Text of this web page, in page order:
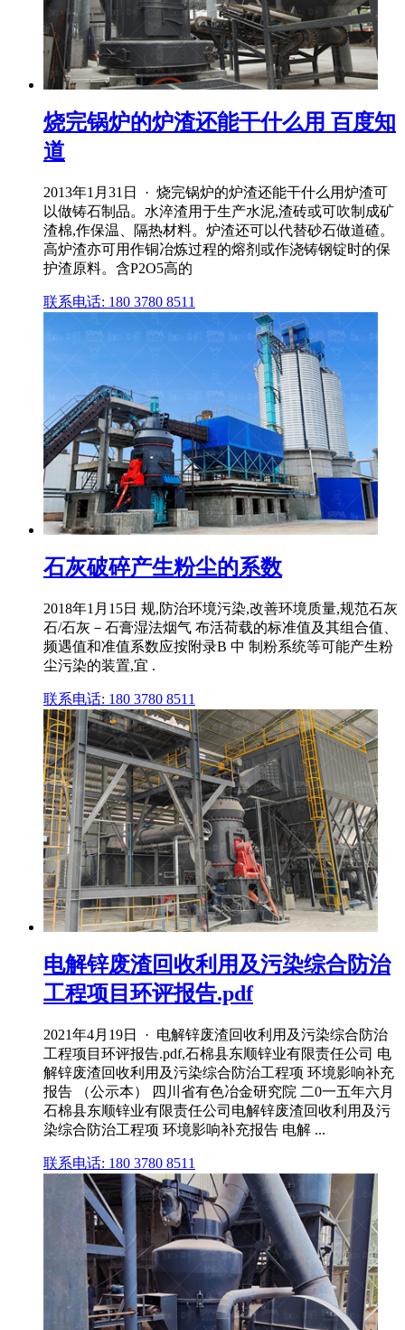
烧完锅炉的炉渣还能干什么用 百度知
道
2013年1月31日 · 烧完锅炉的炉渣还能干什么用炉渣可
以做铸石制品。水淬渣用于生产水泥,渣砖或可吹制成矿
渣棉,作保温、隔热材料。炉渣还可以代替砂石做道碴。
高炉渣亦可用作铜冶炼过程的熔剂或作浇铸钢锭时的保
护渣原料。含P2O5高的
联系电话: 180 3780 8511
石灰破碎产生粉尘的系数
2018年1月15日 规,防治环境污染,改善环境质量,规范石灰
石/石灰－石膏湿法烟气 布活荷载的标准值及其组合值、
频遇值和准值系数应按附录B 中 制粉系统等可能产生粉
尘污染的装置,宜 .
联系电话: 180 3780 8511
电解锌废渣回收利用及污染综合防治
工程项目环评报告.pdf
2021年4月19日 · 电解锌废渣回收利用及污染综合防治
工程项目环评报告.pdf,石棉县东顺锌业有限责任公司 电
解锌废渣回收利用及污染综合防治工程项 环境影响补充
报告 （公示本） 四川省有色冶金研究院 二0一五年六月
石棉县东顺锌业有限责任公司电解锌废渣回收利用及污
染综合防治工程项 环境影响补充报告 电解 ...
联系电话: 180 3780 8511